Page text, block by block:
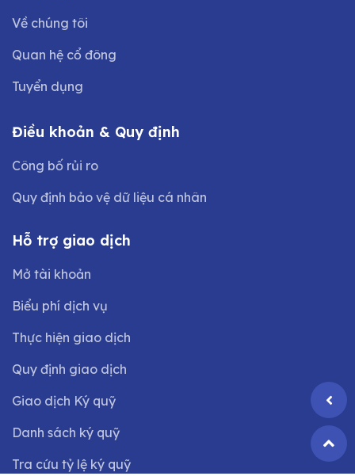
Về chúng tôi
Quan hệ cổ đông
Tuyển dụng
Điều khoản & Quy định
Công bố rủi ro
Quy định bảo vệ dữ liệu cá nhân
Hỗ trợ giao dịch
Mở tài khoản
Biểu phí dịch vụ
Thực hiện giao dịch
Quy định giao dịch
Giao dịch Ký quỹ
Danh sách ký quỹ
Tra cứu tỷ lệ ký quỹ